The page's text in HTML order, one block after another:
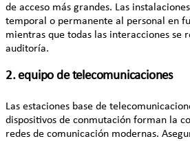
de acceso más grandes. Las
temporal o permanente al personal en
mientras que todas las interacciones se
auditoría.
2. equipo de telecomunicaciones
Las estaciones base de
dispositivos de conmutación forman la
redes de comunicación modernas.